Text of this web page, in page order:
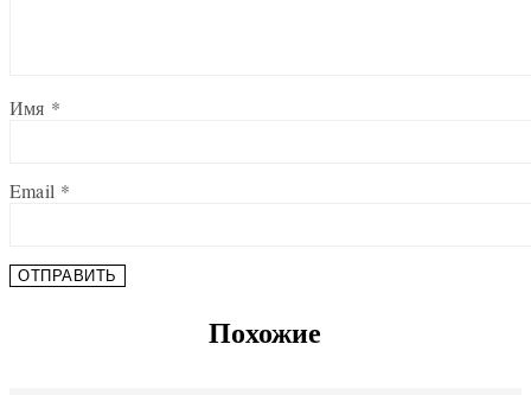
Имя *
Email *
Похожие